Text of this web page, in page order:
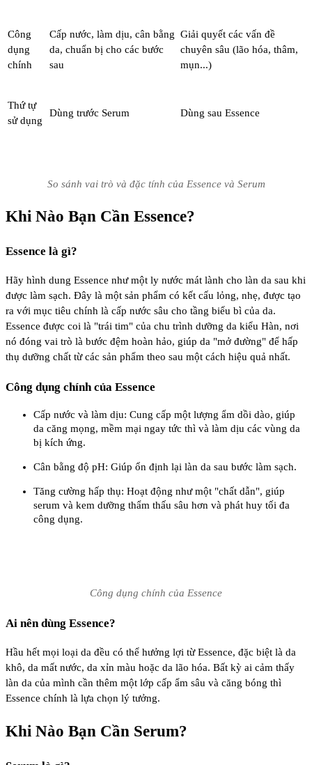
Công
dụng
chính
Cấp nước, làm dịu, cân bằng
da, chuẩn bị cho các bước
sau
Giải quyết các vấn đề
chuyên sâu (lão hóa, thâm,
mụn...)
Thứ tự
sử dụng
Dùng trước Serum Dùng sau Essence
So sánh vai trò và đặc tính của Essence và Serum
Khi Nào Bạn Cần Essence?
Essence là gì?
Hãy hình dung Essence như một ly nước mát lành cho làn da sau khi
được làm sạch. Đây là một sản phẩm có kết cấu lỏng, nhẹ, được tạo
ra với mục tiêu chính là cấp nước sâu cho tầng biểu bì của da.
Essence được coi là "trái tim" của chu trình dưỡng da kiểu Hàn, nơi
nó đóng vai trò là bước đệm hoàn hảo, giúp da "mở đường" để hấp
thụ dưỡng chất từ các sản phẩm theo sau một cách hiệu quả nhất.
Công dụng chính của Essence
Cấp nước và làm dịu: Cung cấp một lượng ẩm dồi dào, giúp
da căng mọng, mềm mại ngay tức thì và làm dịu các vùng da
bị kích ứng.
Cân bằng độ pH: Giúp ổn định lại làn da sau bước làm sạch.
Tăng cường hấp thụ: Hoạt động như một "chất dẫn", giúp
serum và kem dưỡng thẩm thấu sâu hơn và phát huy tối đa
công dụng.
Công dụng chính của Essence
Ai nên dùng Essence?
Hầu hết mọi loại da đều có thể hưởng lợi từ Essence, đặc biệt là da
khô, da mất nước, da xỉn màu hoặc da lão hóa. Bất kỳ ai cảm thấy
làn da của mình cần thêm một lớp cấp ẩm sâu và căng bóng thì
Essence chính là lựa chọn lý tưởng.
Khi Nào Bạn Cần Serum?